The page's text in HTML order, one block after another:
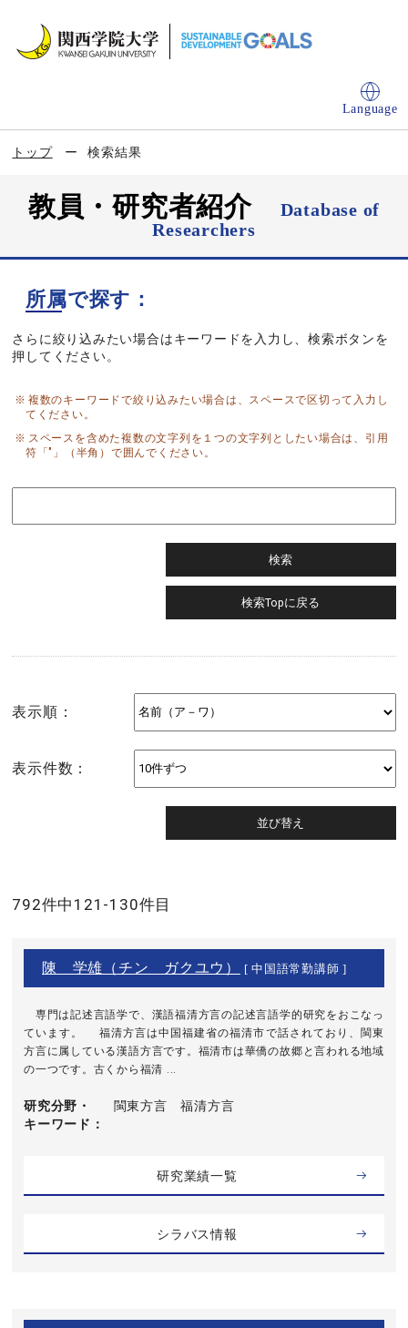
Language
トップ 検索結果
教員・研究者紹介
Database of
Researchers
所属で探す：
さらに絞り込みたい場合はキーワードを入力し、検索ボタンを
押してください。
複数のキーワードで絞り込みたい場合は、スペースで区切って入力し
てください。
スペースを含めた複数の文字列を１つの文字列としたい場合は、引用
符「"」（半角）で囲んでください。
表示順：
表示件数：
792件中121-130件目
陳 学雄（チン ガクユウ） [ 中国語常勤講師 ]
専門は記述言語学で、漢語福清方言の記述言語学的研究をおこなっ
ています。 福清方言は中国福建省の福清市で話されており、閩東
方言に属している漢語方言です。福清市は華僑の故郷と言われる地域
の一つです。古くから福清 ...
研究分野・
キーワード
閩東方言 福清方言
研究業績一覧
シラバス情報